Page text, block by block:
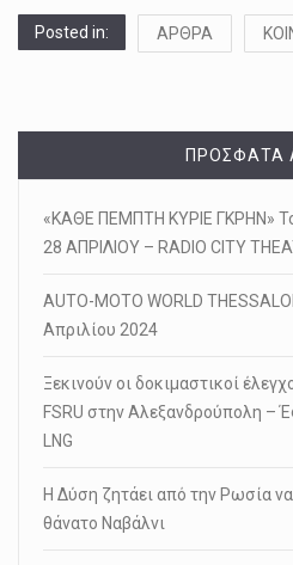
Posted in: ΑΡΘΡΑ
ΠΡΌΣΦΑΤΑ
«ΚΑΘΕ ΠΕΜΠΤΗ ΚΥΡΙΕ ΓΚΡΗΝ»
28 ΑΠΡΙΛΙΟΥ – RADIO CITY
AUTO-MOTO WORLD
Απριλίου 2024
Ξεκινούν οι δοκιμαστικοί
FSRU στην Αλεξανδρούπολη –
LNG
Η Δύση ζητάει από την Ρωσία
θάνατο Ναβάλνι